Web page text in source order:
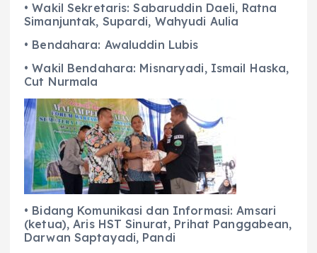
• Wakil Sekretaris: Sabaruddin Daeli, Ratna
Simanjuntak, Supardi, Wahyudi Aulia
• Bendahara: Awaluddin Lubis
• Wakil Bendahara: Misnaryadi, Ismail Haska,
Cut Nurmala
• Bidang Komunikasi dan Informasi: Amsari
(ketua), Aris HST Sinurat, Prihat Panggabean,
Darwan Saptayadi, Pandi